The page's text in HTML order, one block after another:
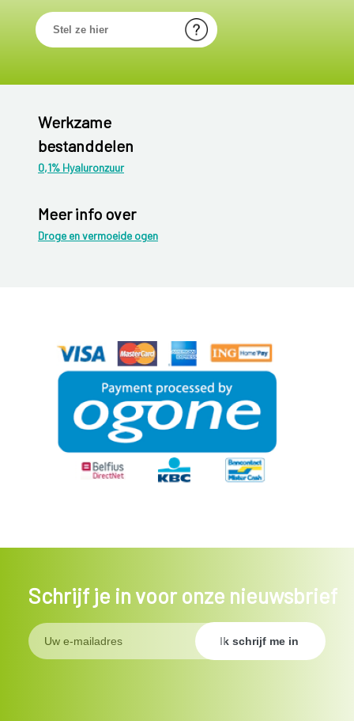
Werkzame
bestanddelen
0,1% Hyaluronzuur
Meer info over
Droge en vermoeide ogen
Schrijf je in voor onze nieuwsbrief